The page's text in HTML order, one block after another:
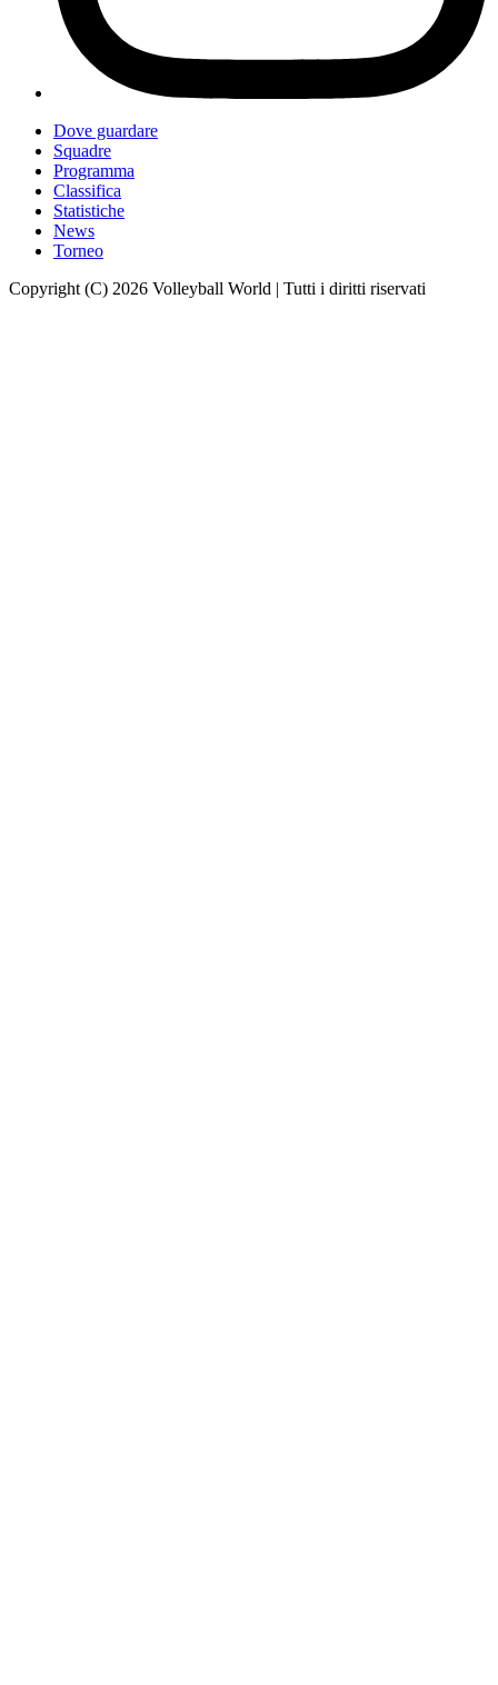
Dove guardare
Squadre
Programma
Classifica
Statistiche
News
Torneo
Copyright (C) 2026 Volleyball World | Tutti i diritti riservati